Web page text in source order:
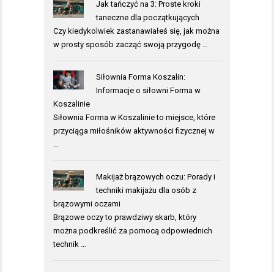
Jak tańczyć na 3: Proste kroki
taneczne dla początkujących
Czy kiedykolwiek zastanawiałeś się, jak można
w prosty sposób zacząć swoją przygodę …
Siłownia Forma Koszalin:
Informacje o siłowni Forma w
Koszalinie
Siłownia Forma w Koszalinie to miejsce, które
przyciąga miłośników aktywności fizycznej w
…
Makijaż brązowych oczu: Porady i
techniki makijażu dla osób z
brązowymi oczami
Brązowe oczy to prawdziwy skarb, który
można podkreślić za pomocą odpowiednich
technik …